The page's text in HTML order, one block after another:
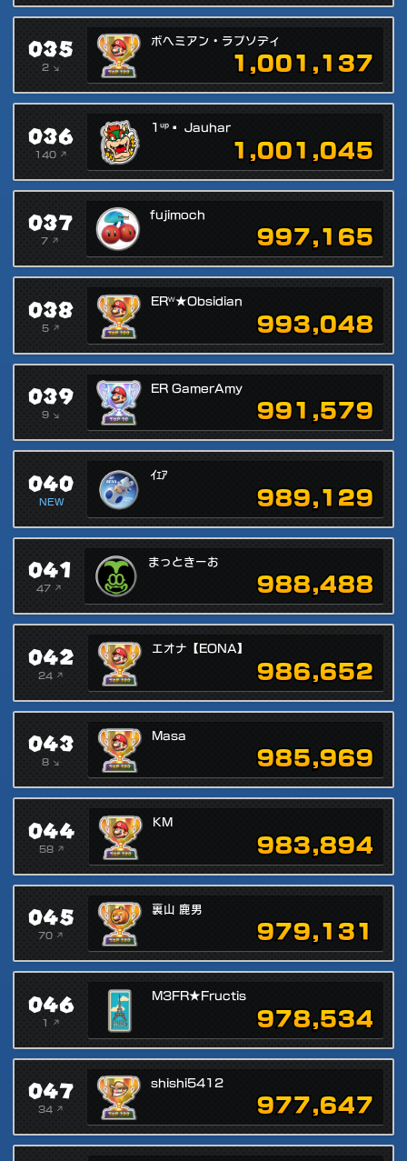
035
2 ↘
ボヘミアン・ラプソディ
1,001,137
036
140 ↗
1ᵘᵖ▪ Jauhar
1,001,045
037
7 ↗
fujimoch
997,165
038
5 ↗
ERᵂ★Obsidian
993,048
039
9 ↘
ER GamerAmy
991,579
040
NEW
ｲｪｱ
989,129
041
47 ↗
まっときーお
988,488
042
24 ↗
エオナ【EONA】
986,652
043
8 ↘
Masa
985,969
044
58 ↗
KM
983,894
045
70 ↗
裏山 鹿男
979,131
046
1 ↗
M3FR★Fructis
978,534
047
34 ↗
shishi5412
977,647